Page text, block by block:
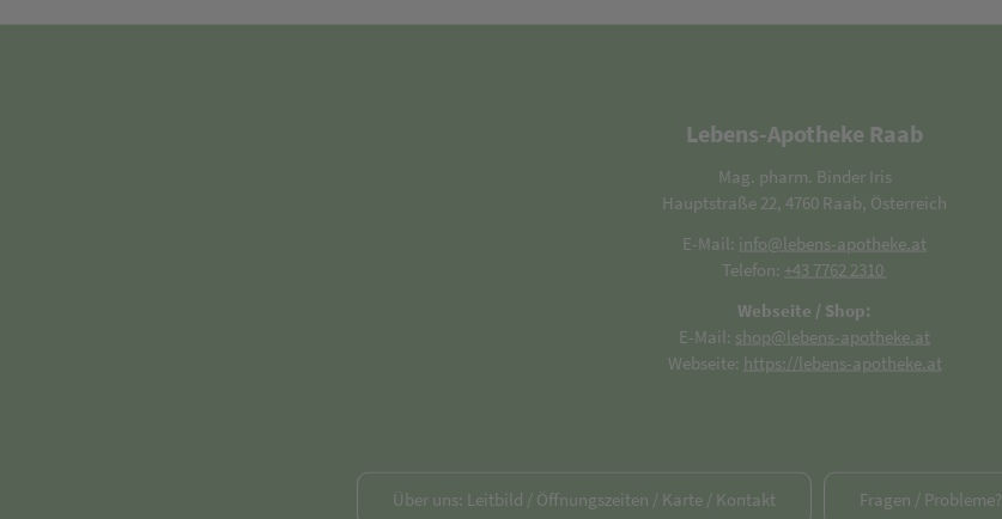
Lebens-Apotheke Raab
Mag. pharm. Binder Iris
Hauptstraße 22, 4760 Raab, Österreich
E-Mail: info@lebens-apotheke.at
Telefon: +43 7762 2310
Webseite / Shop:
E-Mail: shop@lebens-apotheke.at
Webseite: https://lebens-apotheke.at
Über uns: Leitbild / Öffnungszeiten / Karte / Kontakt Fragen / Probleme?